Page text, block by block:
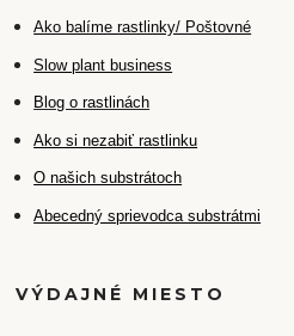
Ako balíme rastlinky/ Poštovné
Slow plant business
Blog o rastlinách
Ako si nezabiť rastlinku
O našich substrátoch
Abecedný sprievodca substrátmi
VÝDAJNÉ MIESTO